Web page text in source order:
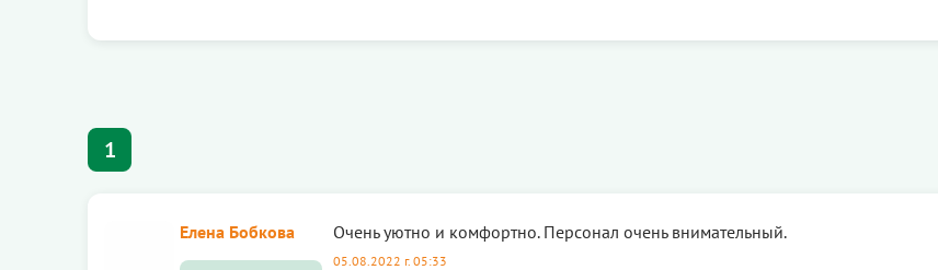
1
Елена Бобкова Очень уютно и комфортно. Персонал очень внимательный.
05.08.2022 г. 05:33